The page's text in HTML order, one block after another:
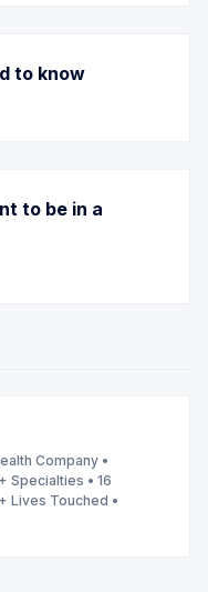
to know
to be in a
Company •
Specialties • 16
Lives Touched •